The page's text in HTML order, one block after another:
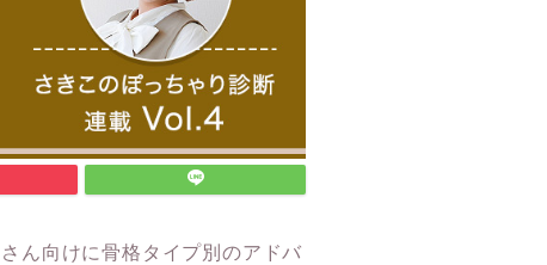
ん向けに骨格タイプ別のアドバ